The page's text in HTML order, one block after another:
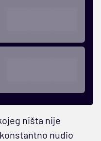
ništa nije
nudio